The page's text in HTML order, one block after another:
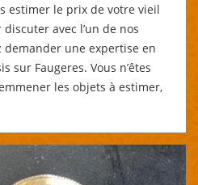
estimer le prix de votre vieil
avec l’un de nos
demander une expertise en
sur Faugeres. Vous n’êtes
les objets à estimer,